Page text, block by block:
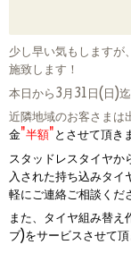
少し早い気もしますが
施致します！
本日から3月31日(日)
近隣地域のお客さまは
金 "半額"
とさせて頂き
スタッドレスタイヤか
入された持ち込みタイ
軽にご連絡ご相談くだ
また、タイヤ組み替え
ブ)をサービスさせて頂